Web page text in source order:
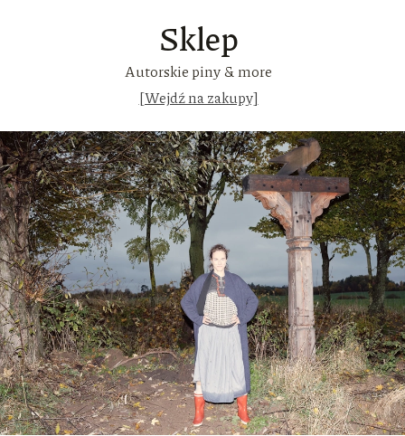
Sklep
Autorskie piny & more
[Wejdź na zakupy]